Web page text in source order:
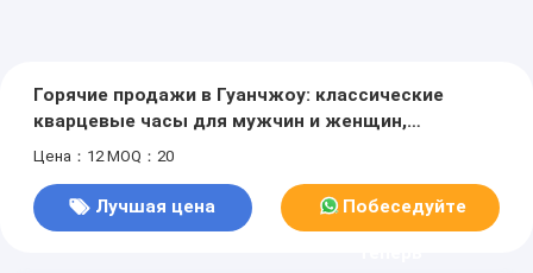
Горячие продажи в Гуанчжоу: классические
кварцевые часы для мужчин и женщин,
недорогие часы для влюбленных
Цена：12 MOQ：20
Лучшая цена Побеседуйте